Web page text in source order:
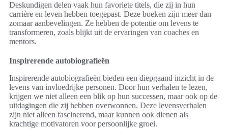
Deskundigen delen vaak hun favoriete titels, die zij in hun
carrière en leven hebben toegepast. Deze boeken zijn meer dan
zomaar aanbevelingen. Ze hebben de potentie om levens te
transformeren, zoals blijkt uit de ervaringen van coaches en
mentors.
Inspirerende autobiografieën
Inspirerende autobiografieën bieden een diepgaand inzicht in de
levens van invloedrijke personen. Door hun verhalen te lezen,
krijgen we niet alleen een blik op hun successen, maar ook op de
uitdagingen die zij hebben overwonnen. Deze levensverhalen
zijn niet alleen fascinerend, maar kunnen ook dienen als
krachtige motivatoren voor persoonlijke groei.